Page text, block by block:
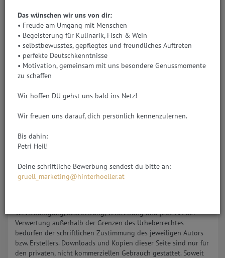
unseres Unternehmens dar.
Credits
Für den Inhalt verantwortlich:
Grüll GmbH. Änderungen und Irrtümer vorbehalten.
Grüll GmbH, Constantin Fischer, Mike Vogl, Marco Riebler,
Marketing & Projektmanagement:
Urheberrecht
Vervielfältigung, Bearbeitung, Verbreitung und jede Art der
Verwertung außerhalb der Grenzen des Urheberrechtes
bedürfen der schriftlichen Zustimmung des jeweiligen Autors
bzw. Erstellers. Downloads und Kopien dieser Seite sind nur für
den privaten, nicht kommerziellen Gebrauch gestattet. Soweit
Das wünschen wir uns von dir:
• Freude am Umgang mit Menschen
• Begeisterung für Kulinarik, Fisch & Wein
• selbstbewusstes, gepflegtes und freundliches Auftreten
• perfekte Deutschkenntnisse
• Motivation, gemeinsam mit uns besondere Genussmomente
zu schaffen
Wir hoffen DU gehst uns bald ins Netz!
Wir freuen uns darauf, dich persönlich kennenzulernen.
Bis dahin:
Petri Heil!
Deine schriftliche Bewerbung sendest du bitte an:
gruell_marketing@hinterhoeller.at